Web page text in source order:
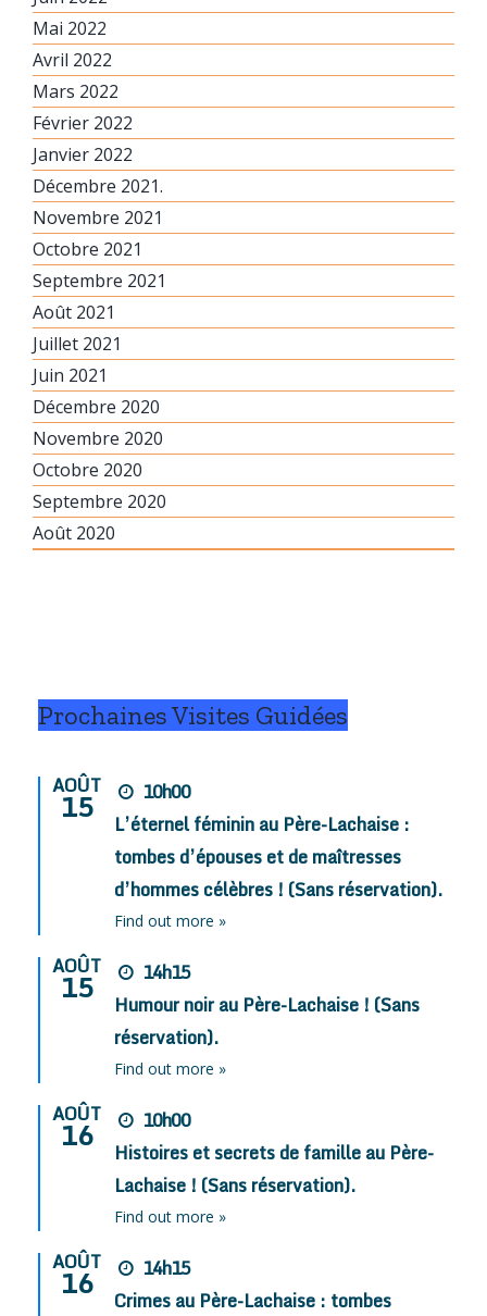
Mai 2022
Avril 2022
Mars 2022
Février 2022
Janvier 2022
Décembre 2021.
Novembre 2021
Octobre 2021
Septembre 2021
Août 2021
Juillet 2021
Juin 2021
Décembre 2020
Novembre 2020
Octobre 2020
Septembre 2020
Août 2020
Prochaines Visites Guidées
AOÛT
15
10h00
L’éternel féminin au Père-Lachaise :
tombes d’épouses et de maîtresses
d’hommes célèbres ! (Sans réservation).
Find out more »
AOÛT
15
14h15
Humour noir au Père-Lachaise ! (Sans
réservation).
Find out more »
AOÛT
16
10h00
Histoires et secrets de famille au Père-
Lachaise ! (Sans réservation).
Find out more »
AOÛT
16
14h15
Crimes au Père-Lachaise : tombes